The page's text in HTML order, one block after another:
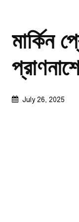
মার্কিন
July 26, 2025